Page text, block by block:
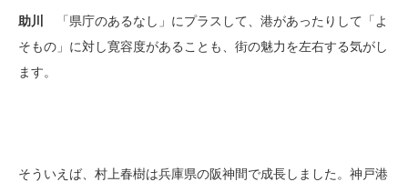
助川
「県庁のあるなし」にプラスして、港があったりして「よ
そもの」に対し寛容度があることも、街の魅力を左右する気がし
ます。
そういえば、村上春樹は兵庫県の阪神間で成長しました。神戸港